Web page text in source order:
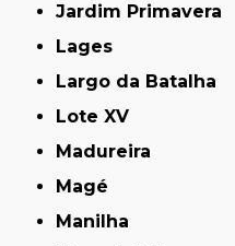
Jardim Primavera
Lages
Largo da Batalha
Lote XV
Madureira
Magé
Manilha